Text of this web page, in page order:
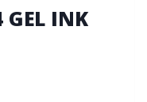
GEL INK